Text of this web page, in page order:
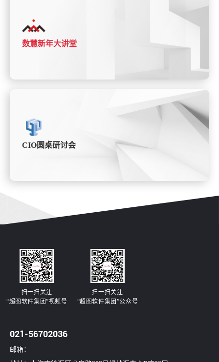
数慧新年大讲堂
CIO圆桌研讨会
扫一扫关注
“超图软件集团”视频号
扫一扫关注
“超图软件集团”公众号
021-56702036
邮箱：